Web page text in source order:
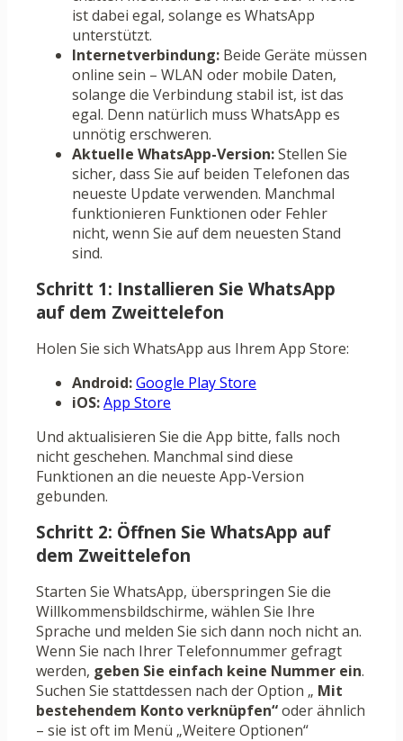
ist dabei egal, solange es WhatsApp
unterstützt.
Internetverbindung: Beide Geräte müssen
online sein – WLAN oder mobile Daten,
solange die Verbindung stabil ist, ist das
egal. Denn natürlich muss WhatsApp es
unnötig erschweren.
Aktuelle WhatsApp-Version:Stellen Sie
sicher, dass Sie auf beiden Telefonen das
neueste Update verwenden. Manchmal
funktionieren Funktionen oder Fehler
nicht, wenn Sie auf dem neuesten Stand
sind.
Schritt 1: Installieren Sie WhatsApp
auf dem Zweittelefon
Holen Sie sich WhatsApp aus Ihrem App Store:
Android:Google Play Store
iOS:App Store
Und aktualisieren Sie die App bitte, falls noch
nicht geschehen. Manchmal sind diese
Funktionen an die neueste App-Version
gebunden.
Schritt 2: Öffnen Sie WhatsApp auf
dem Zweittelefon
Starten Sie WhatsApp, überspringen Sie die
Willkommensbildschirme, wählen Sie Ihre
Sprache und melden Sie sich dann noch nicht an.
Wenn Sie nach Ihrer Telefonnummer gefragt
werden, geben Sie einfach keine Nummer ein.
Suchen Sie stattdessen nach der Option „ Mit
bestehendem Konto verknüpfen“oder ähnlich
– sie ist oft im Menü „Weitere Optionen“